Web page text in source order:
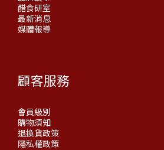
醋食研室
最新消息
媒體報導
顧客服務
會員級別
購物須知
退換貨政策
隱私權政策